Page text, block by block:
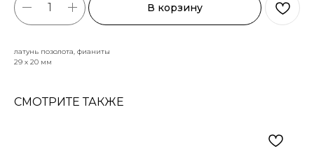
В корзину
латунь позолота, фианиты
29 х 20 мм
СМОТРИТЕ ТАКЖЕ